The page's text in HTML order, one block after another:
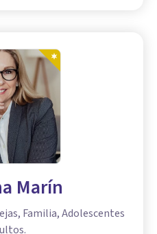
Marín
Familia, Adolescentes